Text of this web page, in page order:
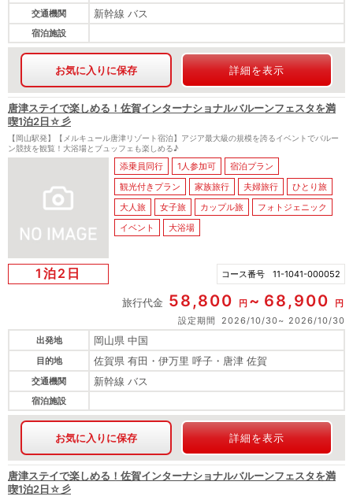
交通機関 新幹線 バス
宿泊施設
お気に入りに保存 詳細を表示
唐津ステイで楽しめる！佐賀インターナショナルバルーンフェスタを満
喫1泊2日☆彡
【岡山駅発】【メルキュール唐津リゾート宿泊】アジア最大級の規模を誇るイベントでバルー
ン競技を観覧！大浴場とブュッフェも楽しめる♪
添乗員同行 1人参加可
宿泊プラン
観光付きプラン
家族旅行 夫婦旅行
ひとり旅
大人旅
女子旅 カップル旅
フォトジェニック
イベント
大浴場
1泊2日 コース番号 11-1041-000052
旅行代金 58,800 円 68,900
円
設定期間
2026/10/30
2026/10/30
出発地
岡山県 中国
目的地 佐賀県 有田・伊万里 呼子・唐津 佐賀
交通機関 新幹線 バス
宿泊施設
お気に入りに保存 詳細を表示
唐津ステイで楽しめる！佐賀インターナショナルバルーンフェスタを満
喫1泊2日☆彡